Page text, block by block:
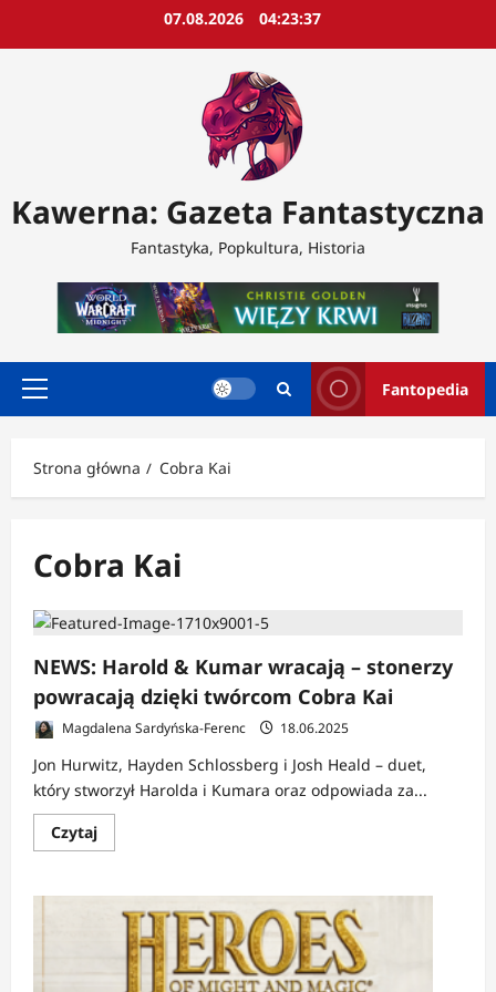
07.08.2026 04:23:38
Kawerna: Gazeta Fantastyczna
Fantastyka, Popkultura, Historia
Menu
Fantopedia
Strona główna Cobra Kai
Cobra Kai
NEWS: Harold & Kumar wracają – stonerzy
powracają dzięki twórcom Cobra Kai
Magdalena Sardyńska-Ferenc 18.06.2025
Jon Hurwitz, Hayden Schlossberg i Josh Heald – duet,
który stworzył Harolda i Kumara oraz odpowiada za...
CzytajDowiedz
się
NEWS:
Harold
Kumar
wracają
stonerzy